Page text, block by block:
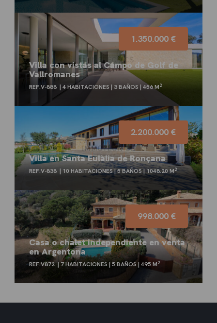
Villa con vistas al Campo de Golf de
Vallromanes
REF.V-888 4 HABITACIONES 3 BAÑOS 456 M2
1.350.000 €
Villa en Santa Eulàlia de Ronçana
REF.V-838 10 HABITACIONES 5 BAÑOS 1048.20 M2
2.200.000 €
Casa o chalet independiente en venta
en Argentona
REF.V872 7 HABITACIONES 5 BAÑOS 495 M2
998.000 €